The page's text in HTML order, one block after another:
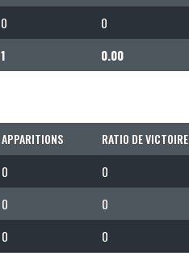
0 0
1 0.00
APPARITIONS RATIO DE VICTOIRE
0 0
0 0
0 0